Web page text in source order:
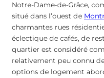
Notre-Dame-de-Grâce,
situé dans l’ouest de
charmantes rues
éclectique de cafés, de
quartier est considéré
relativement peu connu
options de logement